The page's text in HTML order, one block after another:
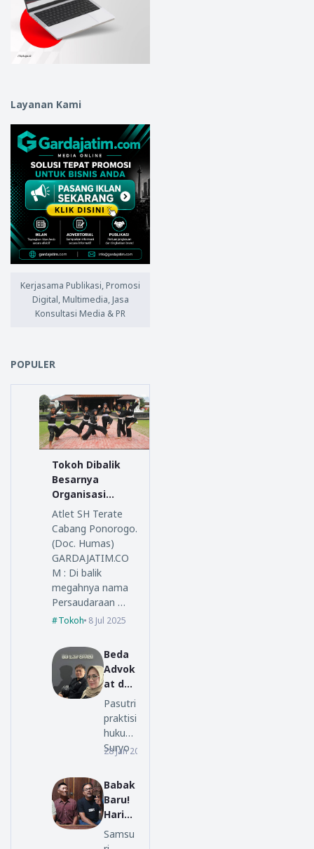
Layanan Kami
Kerjasama Publikasi, Promosi
Digital, Multimedia, Jasa
Konsultasi Media & PR
POPULER
Tokoh Dibalik
Besarnya
Organisasi
Persaudaraan
Setia Hati
Terate
Atlet SH Terate
Cabang Ponorogo.
(Doc. Humas)
GARDAJATIM.CO
M : Di balik
megahnya nama
Persaudaraan …
Tokoh 8 Jul 2025
Beda
Advok
at dan
Lawye
r, Ini
Penjel
asan
SM
Office
Pasutri
praktisi
hukum
Suryo
M.H.,
da…
opini
28 Jan 2026
Babak
Baru!
Haris
Azhar
Kawal
Samsu